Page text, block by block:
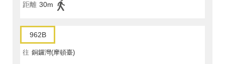
距離 30m
962B
往 銅鑼灣(摩頓臺)